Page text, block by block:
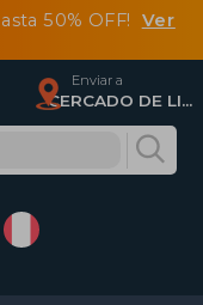
50% OFF! Ver
Enviar a
CERCADO DE LIMA, Lima